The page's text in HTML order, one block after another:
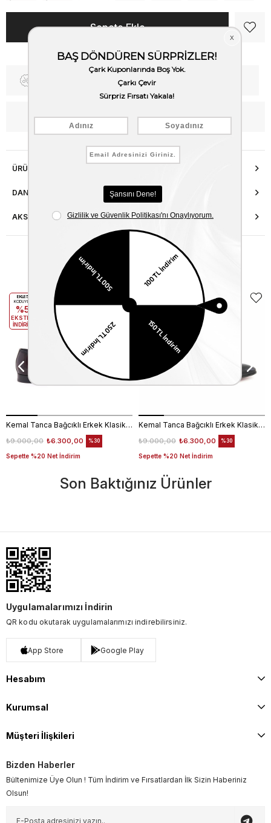
Fiyat Düşünce Haber Ver
WhatsApp’tan Bilgi Al
ÜRÜN ÖZELLIKLERI
DANIŞMA HATTI
AKSESUAR ONARIMI
Benzer Ürünler
Kemal Tanca Bağcıklı Erkek Klasik Ayakkabı 700
₺6.300,00
₺9.000,00
Sepette %20 Net İndirim
%30
EKLE5
KODUYLA
%5
EKSTRA
İNDİRİM
Kemal Tanca Bağcıklı Erkek Klasik Ayakkabı 700
₺6.300,00
₺9.000,00
Sepette %20 Net İndirim
%30
İNDİRİM
Son Baktığınız Ürünler
Uygulamalarımızı İndirin
QR kodu okutarak uygulamalarımızı indirebilirsiniz.
App Store Google Play
Hesabım
Kurumsal
Müşteri İlişkileri
Bizden Haberler
Bültenimize Üye Olun ! Tüm İndirim ve Fırsatlardan İlk Sizin Haberiniz
Olsun!